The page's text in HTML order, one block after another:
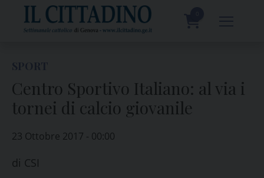
content
Centro Sportivo Italiano: al via i
tornei di calcio giovanile
23 Ottobre 2017 - 00:00
di CSI